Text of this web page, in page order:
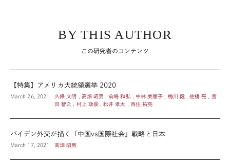
BY THIS AUTHOR
この研究者のコンテンツ
【特集】アメリカ大統領選挙 2020
March 26, 2021
久保 文明 , 高畑 昭男 , 前嶋 和弘 , 中林 美恵子 , 梅川 健 , 佐橋 亮 , 宮
田 智之 , 村上 政俊 , 松井 孝太 , 西住 祐亮
バイデン外交が描く「中国vs国際社会」戦略と日本
March 17, 2021 高畑 昭男